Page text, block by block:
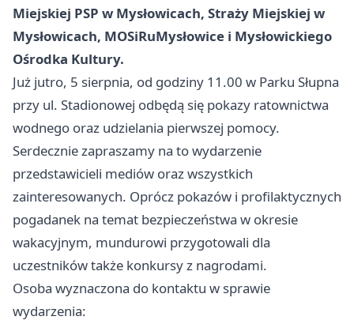
Miejskiej PSP w Mysłowicach, Straży Miejskiej w
Mysłowicach, MOSiRuMysłowice i Mysłowickiego
Ośrodka Kultury.
Już jutro, 5 sierpnia, od godziny 11.00 w Parku Słupna
przy ul. Stadionowej odbędą się pokazy ratownictwa
wodnego oraz udzielania pierwszej pomocy.
Serdecznie zapraszamy na to wydarzenie
przedstawicieli mediów oraz wszystkich
zainteresowanych. Oprócz pokazów i profilaktycznych
pogadanek na temat bezpieczeństwa w okresie
wakacyjnym, mundurowi przygotowali dla
uczestników także konkursy z nagrodami.
Osoba wyznaczona do kontaktu w sprawie
wydarzenia: